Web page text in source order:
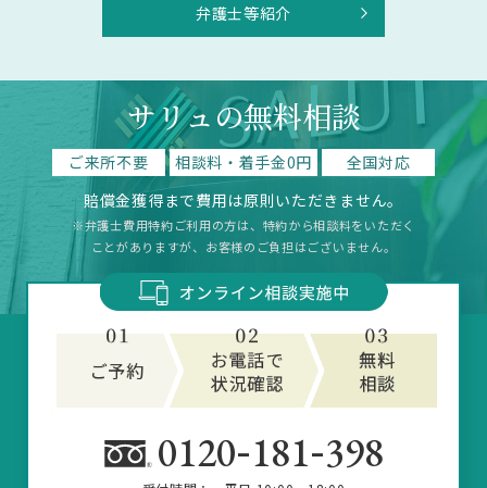
弁護士等紹介
サリュの無料相談
ご来所不要 相談料・着手金0円
全国対応
賠償金獲得まで費用は原則いただきません。
※弁護士費用特約ご利用の方は、特約から相談料をいただく
ことがありますが、お客様のご負担はございません。
0120-181-398